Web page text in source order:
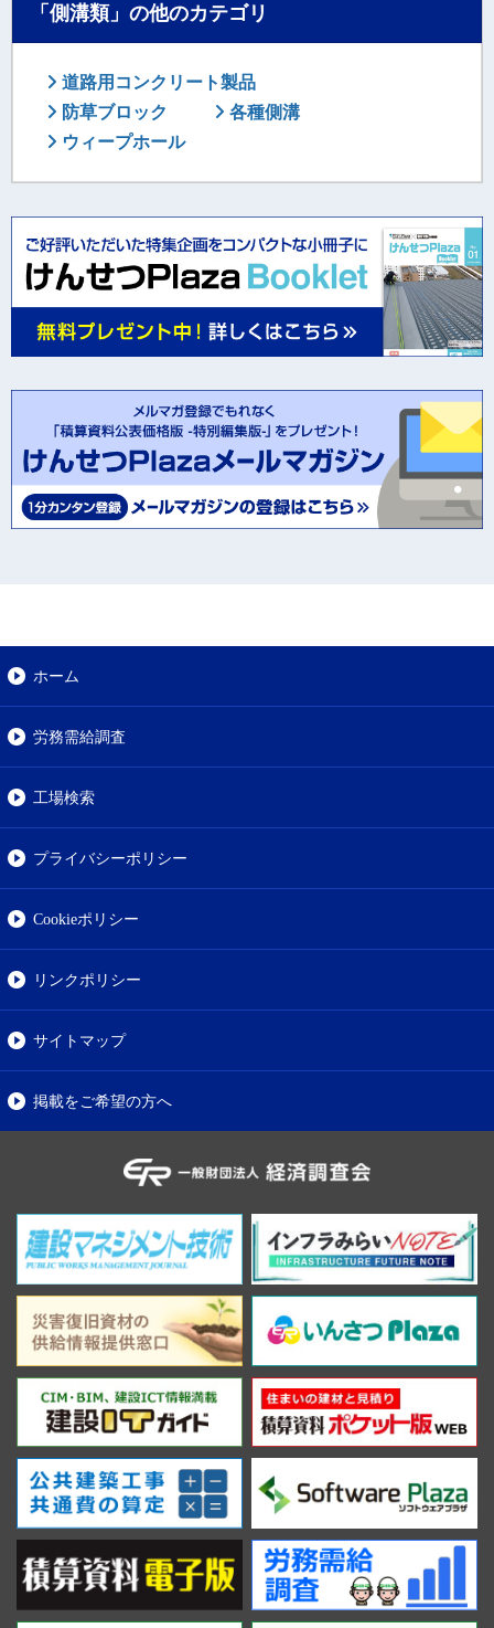
「側溝類」の他のカテゴリ
道路用コンクリート製品
防草ブロック
各種側溝
ウィープホール
ホーム
労務需給調査
工場検索
プライバシーポリシー
Cookieポリシー
リンクポリシー
サイトマップ
掲載をご希望の方へ